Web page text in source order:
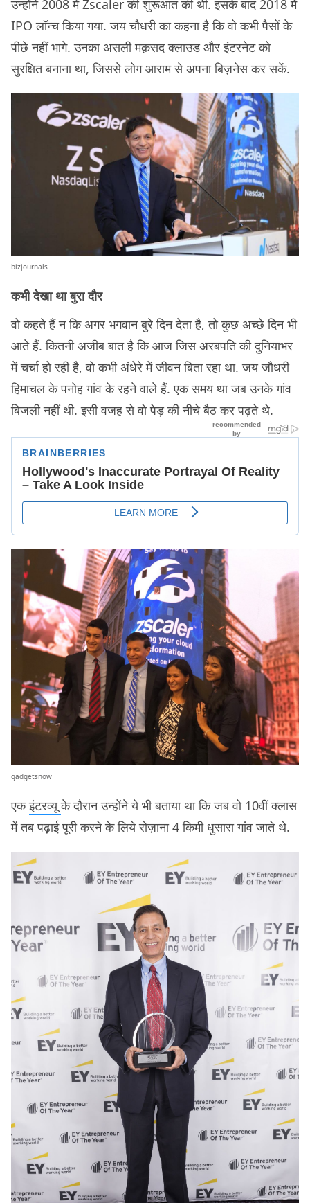
उन्होंने 2008 में Zscaler की शुरूआत की थी. इसके बाद 2018 में
IPO लॉन्च किया गया. जय चौधरी का कहना है कि वो कभी पैसों के
पीछे नहीं भागे. उनका असली मक़सद क्लाउड और इंटरनेट को
सुरक्षित बनाना था, जिससे लोग आराम से अपना बिज़नेस कर सकें.
bizjournals
कभी देखा था बुरा दौर
वो कहते हैं न कि अगर भगवान बुरे दिन देता है, तो कुछ अच्छे दिन भी
आते हैं. कितनी अजीब बात है कि आज जिस अरबपति की दुनियाभर
में चर्चा हो रही है, वो कभी अंधेरे में जीवन बिता रहा था. जय जौधरी
हिमाचल के पनोह गांव के रहने वाले हैं. एक समय था जब उनके गांव
बिजली नहीं थी. इसी वजह से वो पेड़ की नीचे बैठ कर पढ़ते थे.
gadgetsnow
एकइंटरव्यूके दौरान उन्होंने ये भी बताया था कि जब वो 10वीं क्लास
में तब पढ़ाई पूरी करने के लिये रोज़ाना 4 किमी धुसारा गांव जाते थे.